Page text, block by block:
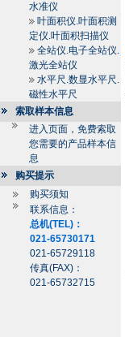
水准仪
叶面积仪.叶面积测
定仪.叶面积扫描仪
全站仪.电子全站仪.
激光全站仪
水平尺.数显水平尺.
磁性水平尺
索取样本信息
进入页面，免费索取
您需要的产品样本信
息
购买提示
购买须知
联系信息：
总机(TEL)：
021-65730171
021-65729118
传真(FAX)：
021-65732715